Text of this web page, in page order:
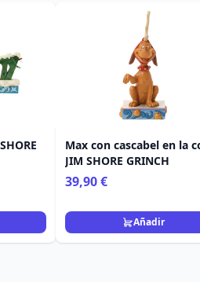
Max con cascabel en la
JIM SHORE GRINCH
39,90 €
Añadir